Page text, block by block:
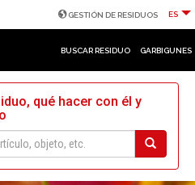
GESTIÓN DE RESIDUOS ES
BUSCAR RESIDUO GARBIGUNES
qué hacer con él y